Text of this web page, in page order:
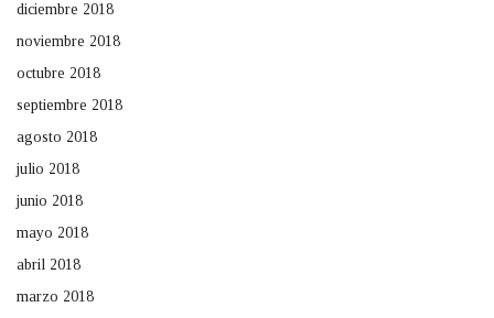
diciembre 2018
noviembre 2018
octubre 2018
septiembre 2018
agosto 2018
julio 2018
junio 2018
mayo 2018
abril 2018
marzo 2018